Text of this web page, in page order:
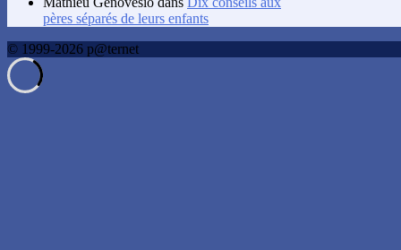
pères séparés de leurs enfants
© 1999-2026 p@ternet